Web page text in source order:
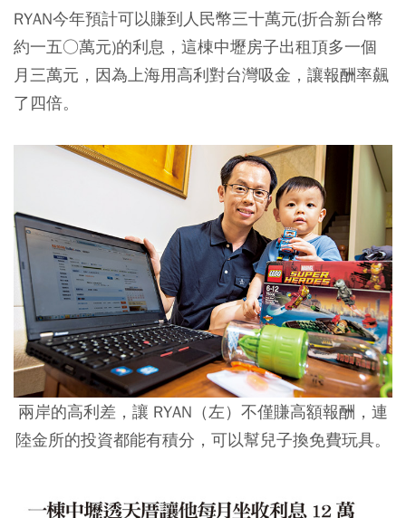
RYAN今年預計可以賺到人民幣三十萬元(折合新台幣
約一五○萬元)的利息，這棟中壢房子出租頂多一個
月三萬元，因為上海用高利對台灣吸金，讓報酬率飆
了四倍。
兩岸的高利差，讓 RYAN（左）不僅賺高額報酬，連
陸金所的投資都能有積分，可以幫兒子換免費玩具。